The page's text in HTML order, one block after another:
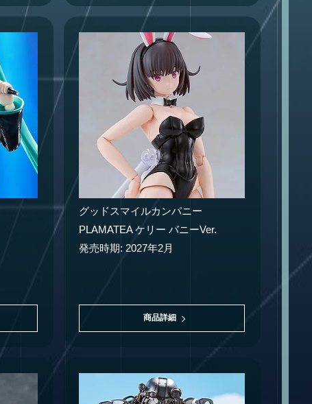
グッドスマイルカンパニー
PLAMATEA ケリー バニーVer.
発売時期: 2027年2月
商品詳細